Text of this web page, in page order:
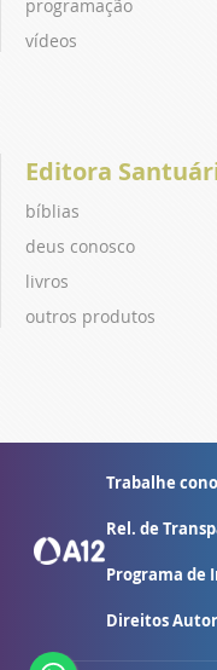
programação
vídeos
Editora
bíblias
deus conosco
livros
outros produtos
Trabalhe
Rel. de
Programa de
Direitos